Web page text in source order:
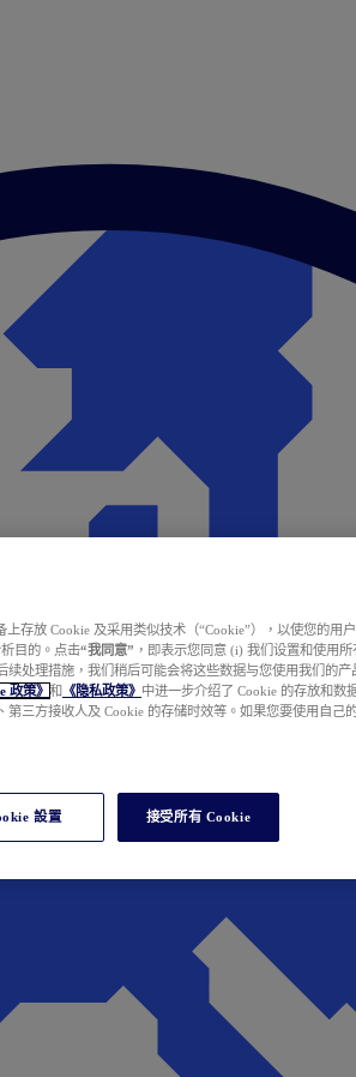
上存放 Cookie 及采用类似技术（“Cookie”），以使您的用
目的。点击“我同意” ，即表示您同意 (i) 我们设置和使用
续处理措施，我们稍后可能会将这些数据与您使用我们的
政策》 和 《隐私政策》 中进一步介绍了 Cookie 的存放和数
第三方接收人及 Cookie 的存储时效等。如果您要使用自己
設置 接受所有 Cookie